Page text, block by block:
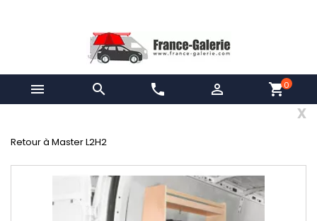
  phone  shopping_cart0
x
Retour à Master L2H2